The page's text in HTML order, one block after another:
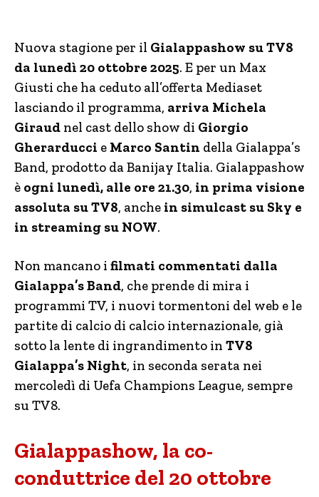
Nuova stagione per il Gialappashow su TV8
da lunedì 20 ottobre 2025. E per un Max
Giusti che ha ceduto all’offerta Mediaset
lasciando il programma, arriva Michela
Giraud nel cast dello show di Giorgio
Gherarducci e Marco Santin della Gialappa’s
Band, prodotto da Banijay Italia. Gialappashow
è ogni lunedì, alle ore 21.30, in prima visione
assoluta su TV8, anche in simulcast su Sky e
in streaming su NOW.
Non mancano i filmati commentati dalla
Gialappa’s Band, che prende di mira i
programmi TV, i nuovi tormentoni del web e le
partite di calcio di calcio internazionale, già
sotto la lente di ingrandimento in TV8
Gialappa’s Night, in seconda serata nei
mercoledì di Uefa Champions League, sempre
su TV8.
Gialappashow, la co-
conduttrice del 20 ottobre